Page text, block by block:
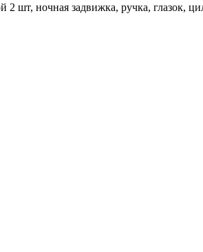
2 шт, ночная задвижка, ручка, глазок,